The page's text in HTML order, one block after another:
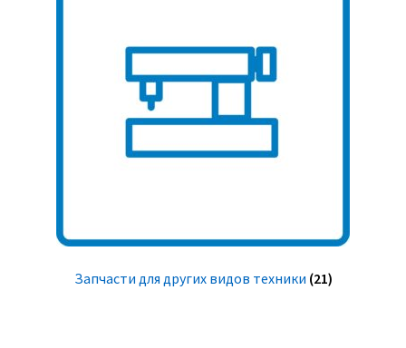
Запчасти для других видов техники (21)